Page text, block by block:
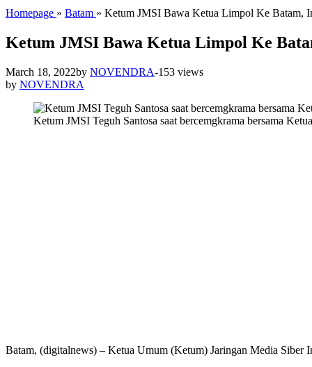
Homepage » Batam » Ketum JMSI Bawa Ketua Limpol Ke Batam,
Ketum JMSI Bawa Ketua Limpol Ke
March 18, 2022by NOVENDRA-153 views
by NOVENDRA
Ketum JMSI Teguh Santosa saat bercemgkrama bersama
Batam, (digitalnews) – Ketua Umum (Ketum) Jaringan Media Siber